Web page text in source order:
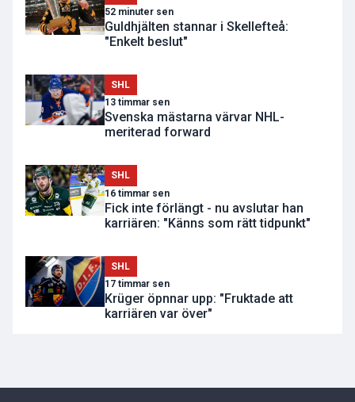
52 minuter sen
Guldhjälten stannar i Skellefteå:
"Enkelt beslut"
SHL
13 timmar sen
Svenska mästarna värvar NHL-
meriterad forward
SHL
16 timmar sen
Fick inte förlängt - nu avslutar han
karriären: "Känns som rätt tidpunkt"
SHL
17 timmar sen
Krüger öpnnar upp: "Fruktade att
karriären var över"